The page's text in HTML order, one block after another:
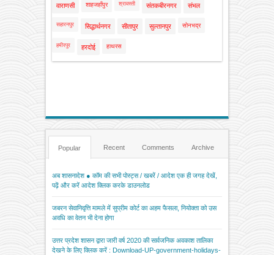
वाराणसी शाहजहाँपुर श्रावस्ती संतकबीरनगर संभल
सहारनपुर सिद्धार्थनगर सीतापुर सुल्तानपुर सोनभद्र
हमीरपुर हरदोई हाथरस
Popular Recent Comments Archive
अब शासनादेश ● कॉम की सभी पोस्ट्स / खबरें / आदेश एक ही जगह देखें,
पढ़ें और करें आदेश क्लिक करके डाउनलोड
जबरन सेवानिवृत्ति मामले में सुप्रीम कोर्ट का अहम फैसला, नियोक्ता को उस
अवधि का वेतन भी देना होगा
उत्तर प्रदेश शासन द्वारा जारी वर्ष 2020 की सार्वजनिक अवकाश तालिका
देखने के लिए क्लिक करें : Download-UP-government-holidays-